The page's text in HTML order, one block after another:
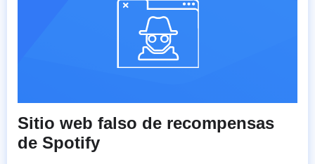
Sitio web falso de recompensas
de Spotify